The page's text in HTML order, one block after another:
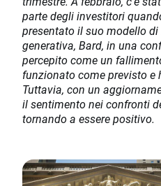
parte degli investitori
presentato il suo modello
generativa, Bard, in una
percepito come un
funzionato come previsto e
Tuttavia, con un
il sentimento nei confronti
tornando a essere positivo.